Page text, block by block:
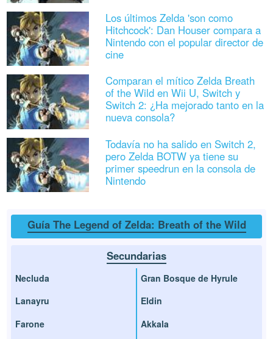
Los últimos Zelda 'son como
Hitchcock': Dan Houser compara a
Nintendo con el popular director de
cine
Comparan el mítico Zelda Breath
of the Wild en Wii U, Switch y
Switch 2: ¿Ha mejorado tanto en la
nueva consola?
Todavía no ha salido en Switch 2,
pero Zelda BOTW ya tiene su
primer speedrun en la consola de
Nintendo
Guía The Legend of Zelda: Breath of the Wild
Secundarias
Necluda
Lanayru
Farone
Gran Bosque de Hyrule
Eldin
Akkala